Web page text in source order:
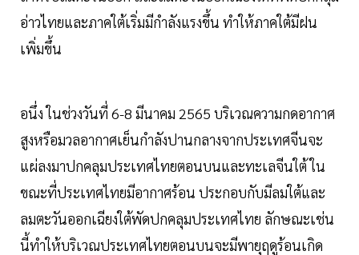
อ่าวไทยและภาคใต้เริ่มมีกำลังแรงขึ้น ทำให้ภาคใต้มีฝน
เพิ่มขึ้น
อนึ่ง ในช่วงวันที่ 6-8 มีนาคม 2565 บริเวณความกดอากาศ
สูงหรือมวลอากาศเย็นกำลังปานกลางจากประเทศจีนจะ
แผ่ลงมาปกคลุมประเทศไทยตอนบนและทะเลจีนใต้ ใน
ขณะที่ประเทศไทยมีอากาศร้อน ประกอบกับมีลมใต้และ
ลมตะวันออกเฉียงใต้พัดปกคลุมประเทศไทย ลักษณะเช่น
นี้ทำให้บริเวณประเทศไทยตอนบนจะมีพายุฤดูร้อนเกิด